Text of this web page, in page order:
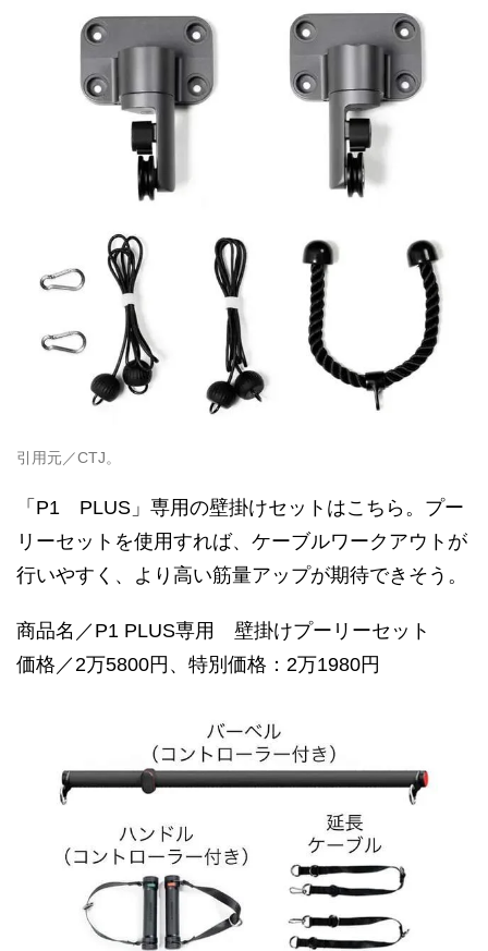
引用元／CTJ。
「P1 PLUS」専用の壁掛けセットはこちら。プー
リーセットを使用すれば、ケーブルワークアウトが
行いやすく、より高い筋量アップが期待できそう。
商品名／P1 PLUS専用 壁掛けプーリーセット
価格／2万5800円、特別価格：2万1980円